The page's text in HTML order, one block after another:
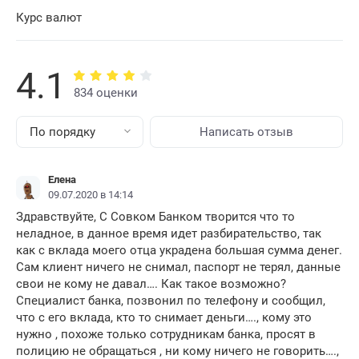
Курс валют
4.1 834 оценки
По порядку Написать отзыв
Елена
09.07.2020 в 14:14
Здравствуйте, С Совком Банком творится что то
неладное, в данное время идет разбирательство, так
как с вклада моего отца украдена большая сумма денег.
Сам клиент ничего не снимал, паспорт не терял, данные
свои не кому не давал…. Как такое возможно?
Специалист банка, позвонил по телефону и сообщил,
что с его вклада, кто то снимает деньги…., кому это
нужно , похоже только сотрудникам банка, просят в
полицию не обращаться , ни кому ничего не говорить….,